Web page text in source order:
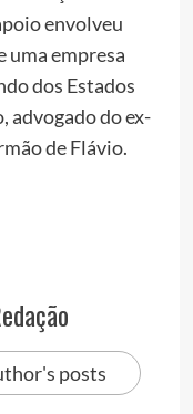
envolveu
uma empresa
dos Estados
advogado do ex-
de Flávio.
posts